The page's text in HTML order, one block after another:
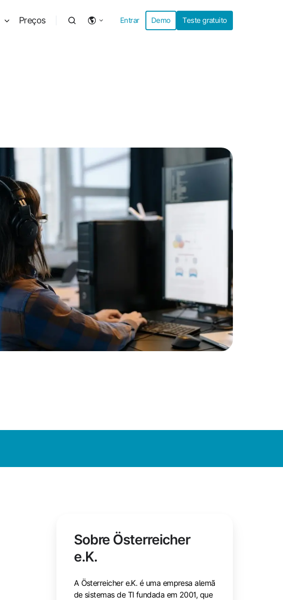
Preços Entrar Demo Teste gratuito
Sobre Österreicher
e.K.
A Österreicher e.K. é uma empresa alemã
de sistemas de TI fundada em 2001, que